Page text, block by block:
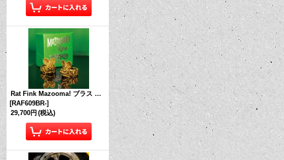
Rat Fink Mazooma! ブラス リング
[RAF609BR-]
29,700円 (税込)